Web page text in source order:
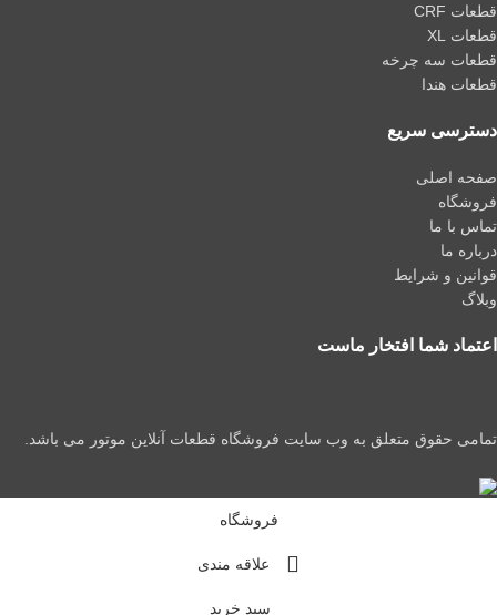
قطعات CRF
قطعات XL
قطعات سه چرخه
قطعات هندا
دسترسی سریع
صفحه اصلی
فروشگاه
تماس با ما
درباره ما
قوانین و شرایط
وبلاگ
اعتماد شما افتخار ماست
تمامی حقوق متعلق به وب سایت فروشگاه قطعات آنلاین موتور می باشد.
فروشگاه
علاقه مندی
سبد خرید